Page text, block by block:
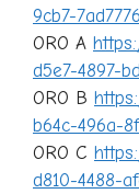
9cb7-
ORO A
d5e7-4897-
ORO B
b64c-496a-
ORO C
d810-4488-